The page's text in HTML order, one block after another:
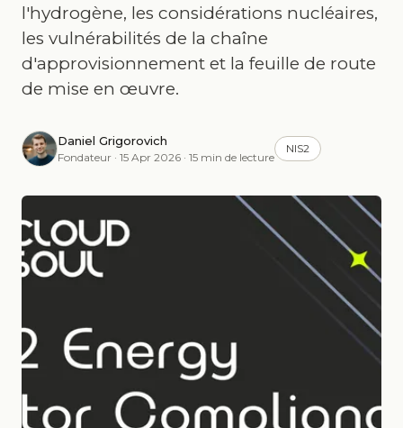
l'hydrogène, les considérations nucléaires,
les vulnérabilités de la chaîne
d'approvisionnement et la feuille de route
de mise en œuvre.
Daniel Grigorovich
Fondateur · 15 Apr 2026 · 15 min de lecture
NIS2